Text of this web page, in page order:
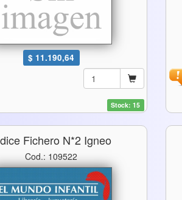
$ 11.190,64
Stock: 15
Fichero N*2 Igneo
Cod.: 109522